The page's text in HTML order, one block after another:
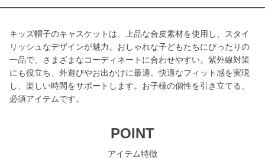
キッズ帽子のキャスケットは、上品な合皮素材を使用し、スタイ
リッシュなデザインが魅力。おしゃれな子どもたちにぴったりの
一品で、さまざまなコーディネートに合わせやすい。紫外線対策
にも役立ち、外遊びやお出かけに最適。快適なフィット感を実現
し、楽しい時間をサポートします。お子様の個性を引き立てる、
必須アイテムです。
POINT
アイテム特徴